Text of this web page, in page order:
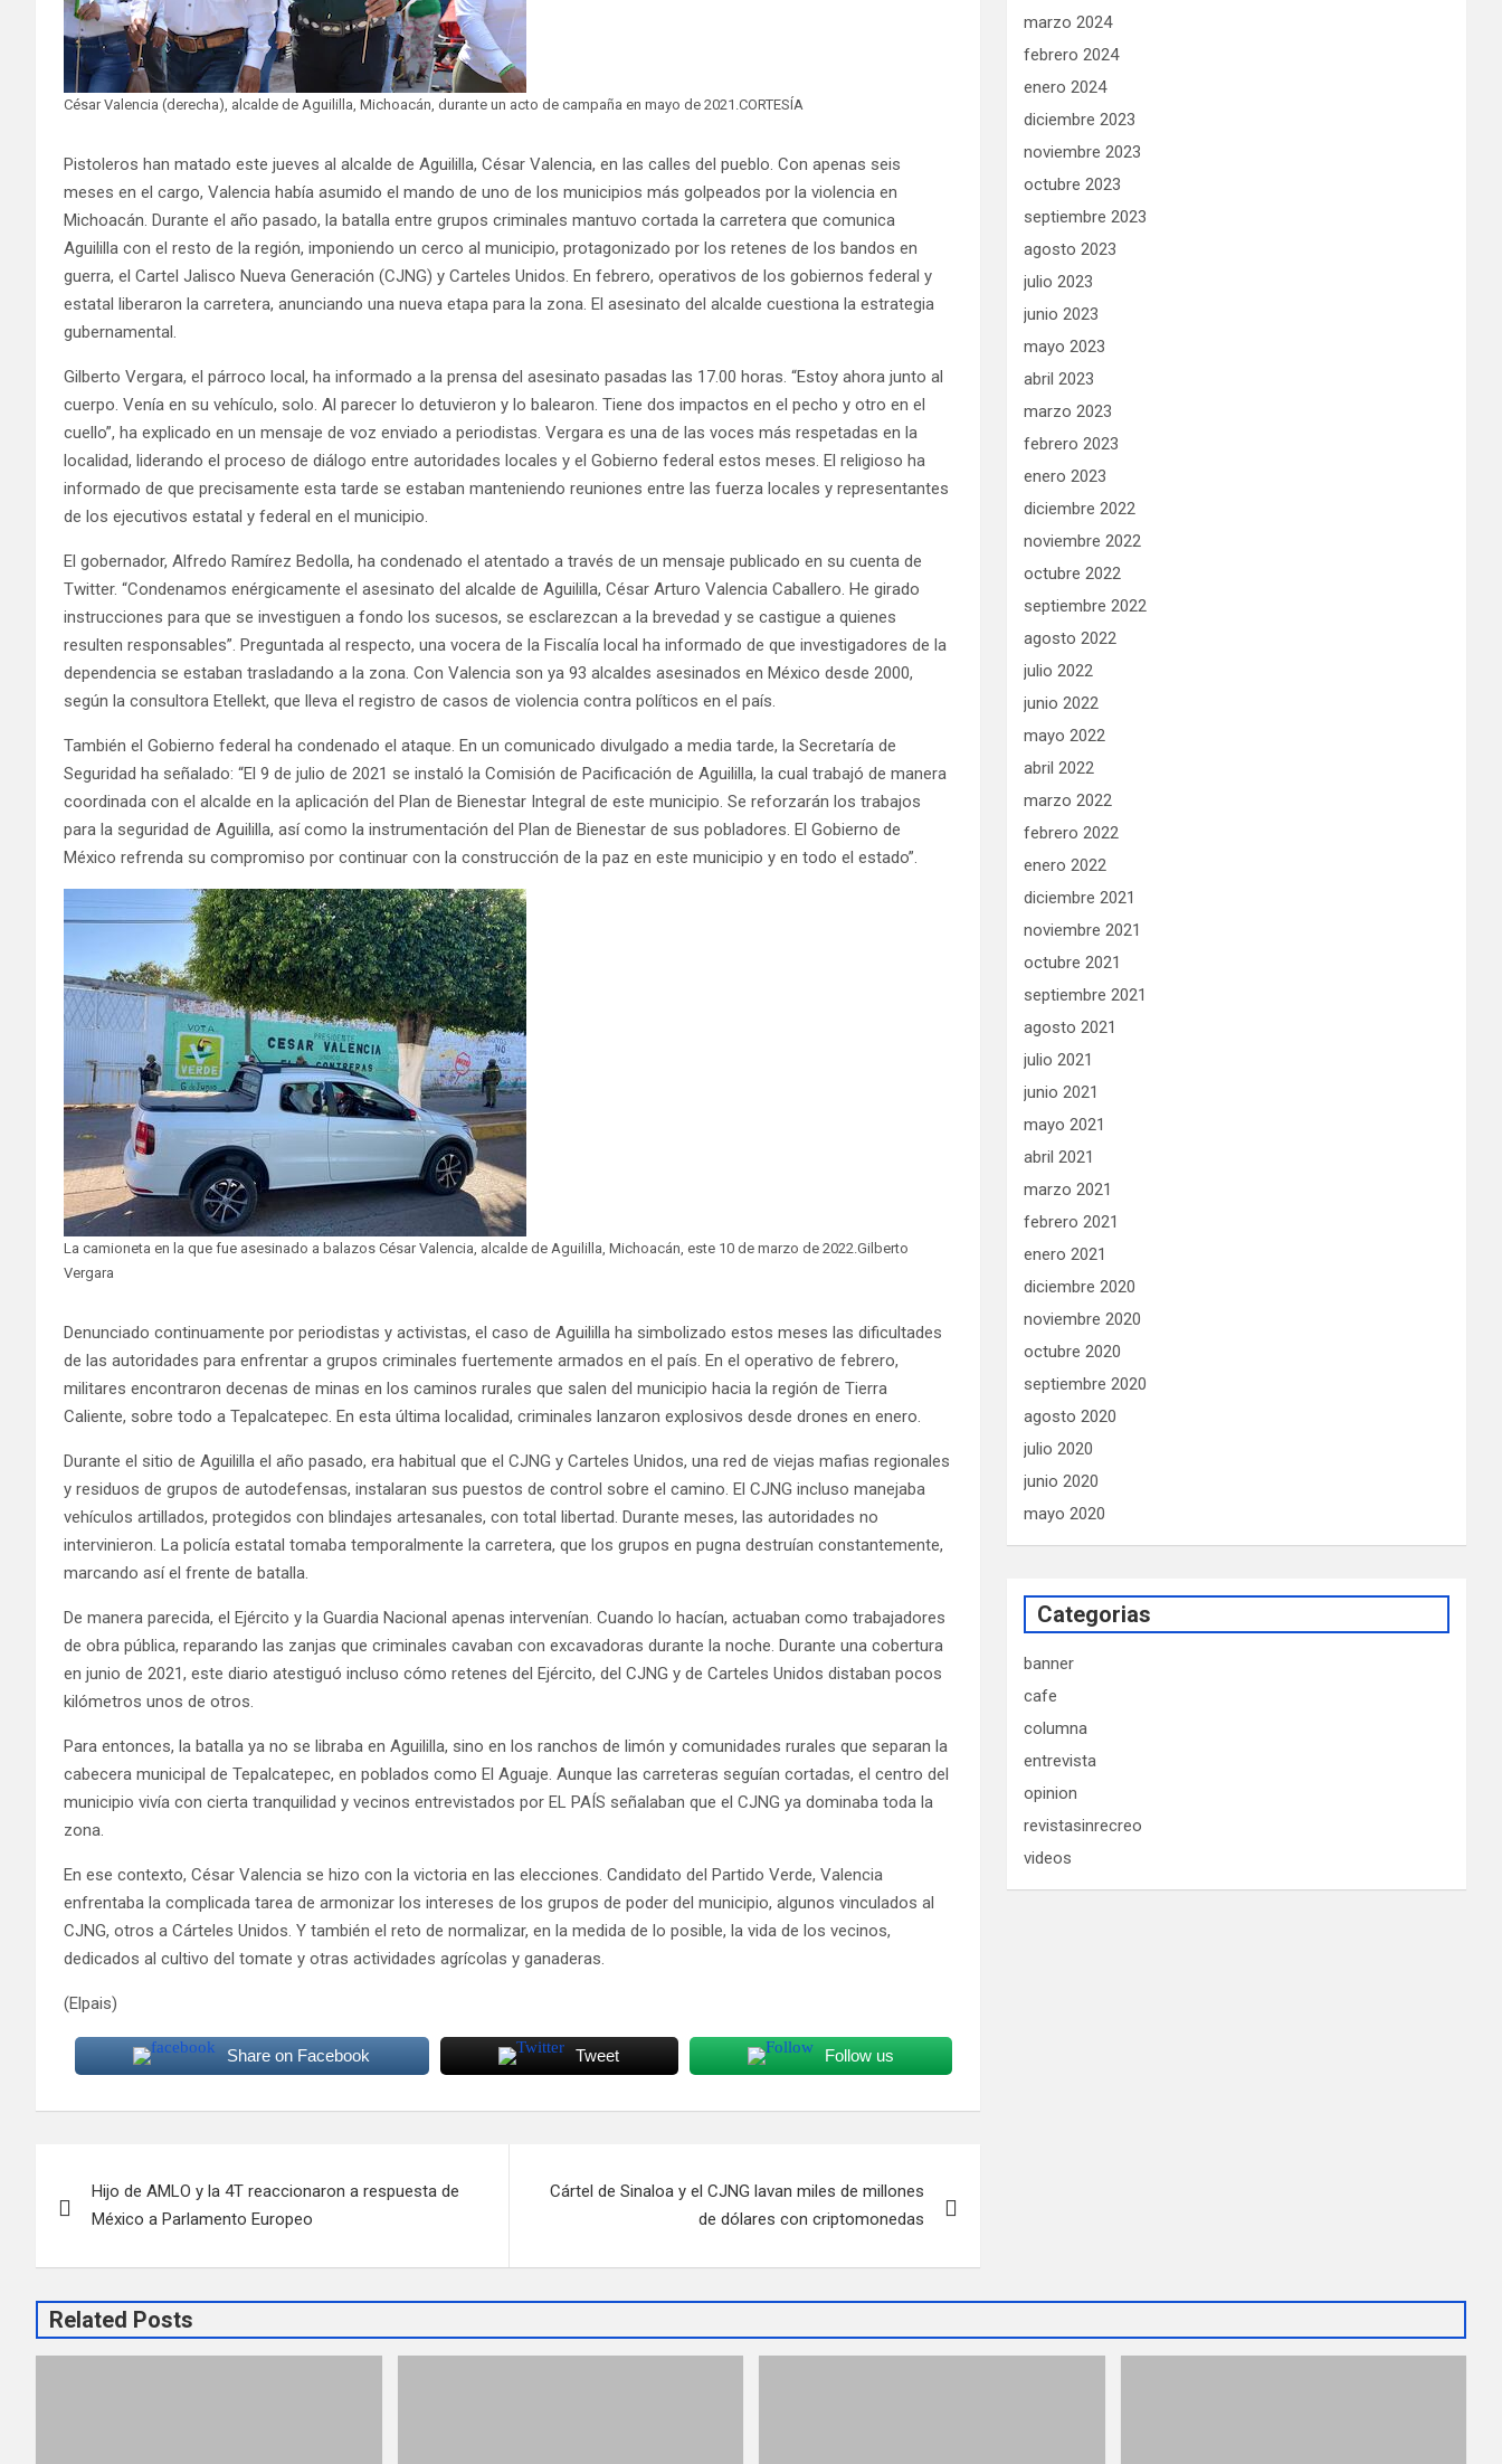
César Valencia (derecha), alcalde de Aguililla, Michoacán, durante un acto de campaña en mayo de 2021.CORTESÍA
Pistoleros han matado este jueves al alcalde de Aguililla, César Valencia, en las calles del pueblo. Con apenas seis
meses en el cargo, Valencia había asumido el mando de uno de los municipios más golpeados por la violencia en
Michoacán. Durante el año pasado, la batalla entre grupos criminales mantuvo cortada la carretera que comunica
Aguililla con el resto de la región, imponiendo un cerco al municipio, protagonizado por los retenes de los bandos en
guerra, el Cartel Jalisco Nueva Generación (CJNG) y Carteles Unidos. En febrero, operativos de los gobiernos federal y
estatal liberaron la carretera, anunciando una nueva etapa para la zona. El asesinato del alcalde cuestiona la estrategia
gubernamental.
Gilberto Vergara, el párroco local, ha informado a la prensa del asesinato pasadas las 17.00 horas. “Estoy ahora junto al
cuerpo. Venía en su vehículo, solo. Al parecer lo detuvieron y lo balearon. Tiene dos impactos en el pecho y otro en el
cuello”, ha explicado en un mensaje de voz enviado a periodistas. Vergara es una de las voces más respetadas en la
localidad, liderando el proceso de diálogo entre autoridades locales y el Gobierno federal estos meses. El religioso ha
informado de que precisamente esta tarde se estaban manteniendo reuniones entre las fuerza locales y representantes
de los ejecutivos estatal y federal en el municipio.
El gobernador, Alfredo Ramírez Bedolla, ha condenado el atentado a través de un mensaje publicado en su cuenta de
Twitter. “Condenamos enérgicamente el asesinato del alcalde de Aguililla, César Arturo Valencia Caballero. He girado
instrucciones para que se investiguen a fondo los sucesos, se esclarezcan a la brevedad y se castigue a quienes
resulten responsables”. Preguntada al respecto, una vocera de la Fiscalía local ha informado de que investigadores de la
dependencia se estaban trasladando a la zona. Con Valencia son ya 93 alcaldes asesinados en México desde 2000,
según la consultora Etellekt, que lleva el registro de casos de violencia contra políticos en el país.
También el Gobierno federal ha condenado el ataque. En un comunicado divulgado a media tarde, la Secretaría de
Seguridad ha señalado: “El 9 de julio de 2021 se instaló la Comisión de Pacificación de Aguililla, la cual trabajó de manera
coordinada con el alcalde en la aplicación del Plan de Bienestar Integral de este municipio. Se reforzarán los trabajos
para la seguridad de Aguililla, así como la instrumentación del Plan de Bienestar de sus pobladores. El Gobierno de
México refrenda su compromiso por continuar con la construcción de la paz en este municipio y en todo el estado”.
La camioneta en la que fue asesinado a balazos César Valencia, alcalde de Aguililla, Michoacán, este 10 de marzo de 2022.Gilberto
Vergara
Denunciado continuamente por periodistas y activistas, el caso de Aguililla ha simbolizado estos meses las dificultades
de las autoridades para enfrentar a grupos criminales fuertemente armados en el país. En el operativo de febrero,
militares encontraron decenas de minas en los caminos rurales que salen del municipio hacia la región de Tierra
Caliente, sobre todo a Tepalcatepec. En esta última localidad, criminales lanzaron explosivos desde drones en enero.
Durante el sitio de Aguililla el año pasado, era habitual que el CJNG y Carteles Unidos, una red de viejas mafias regionales
y residuos de grupos de autodefensas, instalaran sus puestos de control sobre el camino. El CJNG incluso manejaba
vehículos artillados, protegidos con blindajes artesanales, con total libertad. Durante meses, las autoridades no
intervinieron. La policía estatal tomaba temporalmente la carretera, que los grupos en pugna destruían constantemente,
marcando así el frente de batalla.
De manera parecida, el Ejército y la Guardia Nacional apenas intervenían. Cuando lo hacían, actuaban como trabajadores
de obra pública, reparando las zanjas que criminales cavaban con excavadoras durante la noche. Durante una cobertura
en junio de 2021, este diario atestiguó incluso cómo retenes del Ejército, del CJNG y de Carteles Unidos distaban pocos
kilómetros unos de otros.
Para entonces, la batalla ya no se libraba en Aguililla, sino en los ranchos de limón y comunidades rurales que separan la
cabecera municipal de Tepalcatepec, en poblados como El Aguaje. Aunque las carreteras seguían cortadas, el centro del
municipio vivía con cierta tranquilidad y vecinos entrevistados por EL PAÍS señalaban que el CJNG ya dominaba toda la
zona.
En ese contexto, César Valencia se hizo con la victoria en las elecciones. Candidato del Partido Verde, Valencia
enfrentaba la complicada tarea de armonizar los intereses de los grupos de poder del municipio, algunos vinculados al
CJNG, otros a Cárteles Unidos. Y también el reto de normalizar, en la medida de lo posible, la vida de los vecinos,
dedicados al cultivo del tomate y otras actividades agrícolas y ganaderas.
(Elpais)
Share on Facebook Tweet Follow us
de
entradas
Hijo de AMLO y la 4T reaccionaron a respuesta de
México a Parlamento Europeo
Cártel de Sinaloa y el CJNG lavan miles de millones
de dólares con criptomonedas
marzo 2024
febrero 2024
enero 2024
diciembre 2023
noviembre 2023
octubre 2023
septiembre 2023
agosto 2023
julio 2023
junio 2023
mayo 2023
abril 2023
marzo 2023
febrero 2023
enero 2023
diciembre 2022
noviembre 2022
octubre 2022
septiembre 2022
agosto 2022
julio 2022
junio 2022
mayo 2022
abril 2022
marzo 2022
febrero 2022
enero 2022
diciembre 2021
noviembre 2021
octubre 2021
septiembre 2021
agosto 2021
julio 2021
junio 2021
mayo 2021
abril 2021
marzo 2021
febrero 2021
enero 2021
diciembre 2020
noviembre 2020
octubre 2020
septiembre 2020
agosto 2020
julio 2020
junio 2020
mayo 2020
Categorias
banner
cafe
columna
entrevista
opinion
revistasinrecreo
videos
Related Posts